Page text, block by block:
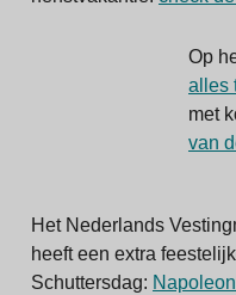
Op
alles
met
van
Het Nederlands
heeft een extra
Schuttersdag: